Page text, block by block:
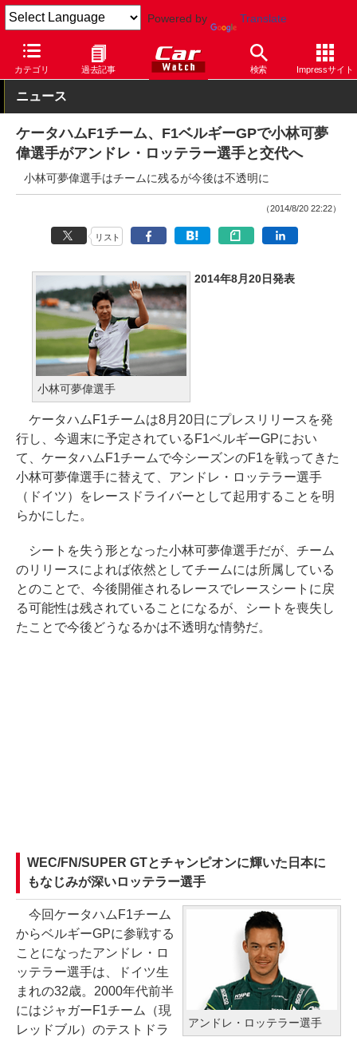
Powered by Translate
カテゴリ 過去記事 検索 Impressサイト
Car Watch モータースポーツ F1
ニュース
ケータハムF1チーム、F1ベルギーGPで小林可夢
偉選手がアンドレ・ロッテラー選手と交代へ
小林可夢偉選手はチームに残るが今後は不透明に
（2014/8/20 22:22）
リスト
小林可夢偉選手
2014年8月20日発表
ケータハムF1チームは8月20日にプレスリリースを発
行し、今週末に予定されているF1ベルギーGPにおい
て、ケータハムF1チームで今シーズンのF1を戦ってきた
小林可夢偉選手に替えて、アンドレ・ロッテラー選手
（ドイツ）をレースドライバーとして起用することを明
らかにした。
シートを失う形となった小林可夢偉選手だが、チーム
のリリースによれば依然としてチームには所属している
とのことで、今後開催されるレースでレースシートに戻
る可能性は残されていることになるが、シートを喪失し
たことで今後どうなるかは不透明な情勢だ。
WEC/FN/SUPER GTとチャンピオンに輝いた日本に
もなじみが深いロッテラー選手
アンドレ・ロッテラー選手
今回ケータハムF1チーム
からベルギーGPに参戦する
ことになったアンドレ・ロ
ッテラー選手は、ドイツ生
まれの32歳。2000年代前半
にはジャガーF1チーム（現
レッドブル）のテストドラ